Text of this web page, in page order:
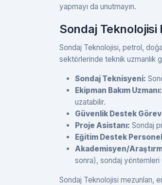
yapmayı da unutmayın.
Sondaj
Sondaj Teknolojisi, petrol,
sektörlerinde teknik uzmanlık
Sondaj Teknisyeni:
Ekipman Bakım Uzmanı:
uzatabilir.
Güvenlik Destek
Proje Asistanı: Sondaj
Eğitim Destek
Akademisyen/
sonra), sondaj yöntemleri
Sondaj Teknolojisi mezunları,